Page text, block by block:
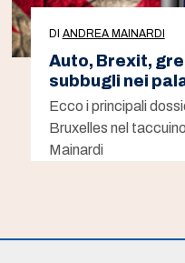
DI ANDREA MAINARDI
Auto, Brexit,
subbugli nei
Ecco i principali
Bruxelles nel
Mainardi